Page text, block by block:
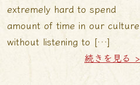
extremely hard to spend
amount of time in our culture
without listening to […]
続きを見る >